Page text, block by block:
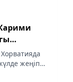
алды
жеңіп